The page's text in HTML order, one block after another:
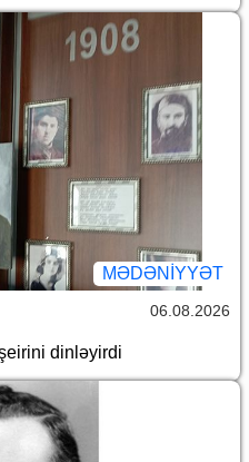
MƏDƏNIYYƏT
06.08.2026
dinləyirdi